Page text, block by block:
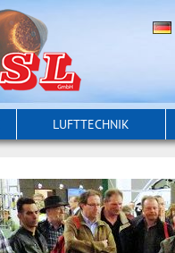
LUFTTECHNIK